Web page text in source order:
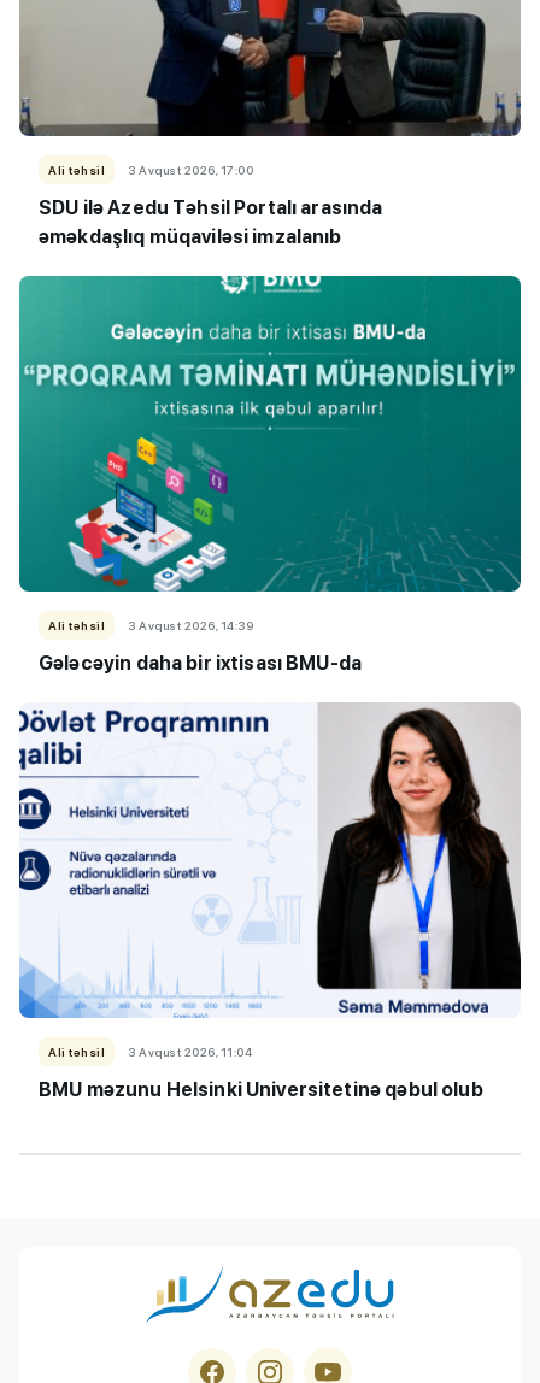
Ali təhsil 3 Avqust 2026, 17:00
SDU ilə Azedu Təhsil Portalı arasında
əməkdaşlıq müqaviləsi imzalanıb
Ali təhsil 3 Avqust 2026, 14:39
Gələcəyin daha bir ixtisası BMU-da
Ali təhsil 3 Avqust 2026, 11:04
BMU məzunu Helsinki Universitetinə qəbul olub